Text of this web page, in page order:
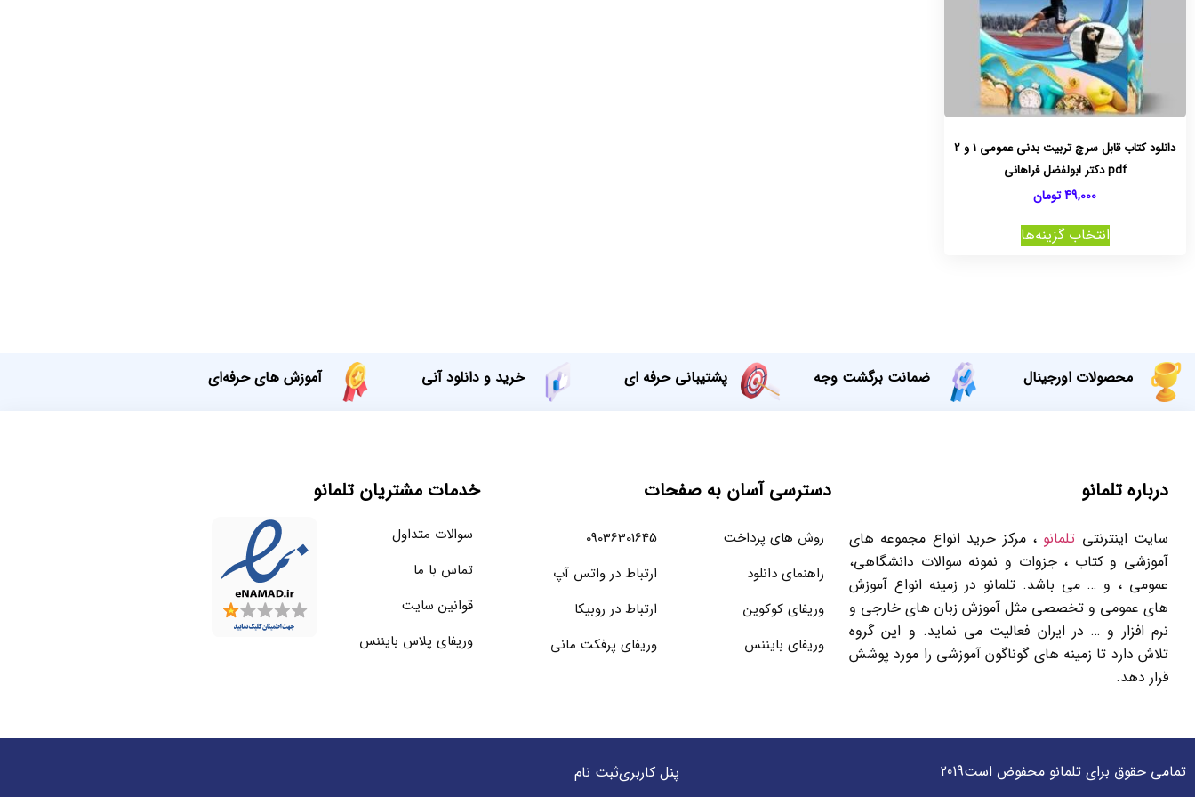
دانلود کتاب قابل سرچ تربیت بدنی عمومی 1 و 2
pdf دکتر ابولفضل فراهانی
49,000تومان
انتخاب گزینه‌ها
محصولات اورجینال ضمانت برگشت وجه پشتیبانی حرفه ای خرید و دانلود آنی آموزش های حرفه‌ای
درباره تلمانو
سایت اینترنتی تلمانو ، مرکز خرید انواع مجموعه های
آموزشی و کتاب ، جزوات و نمونه سوالات دانشگاهی،
عمومی ، و … می باشد. تلمانو در زمینه انواع آموزش
های عمومی و تخصصی مثل آموزش زبان های خارجی و
نرم افزار و … در ایران فعالیت می نماید. و این گروه
تلاش دارد تا زمینه های گوناگون آموزشی را مورد پوشش
قرار دهد.
دسترسی آسان به صفحات
روش های پرداخت
راهنمای دانلود
وریفای کوکوین
وریفای بایننس
09036301645
ارتباط در واتس آپ
ارتباط در روبیکا
وریفای پرفکت مانی
خدمات مشتریان تلمانو
سوالات متداول
تماس با ما
قوانین سایت
وریفای پلاس بایننس
تمامی حقوق برای تلمانو محفوض است2019 پنل کاربریثبت نام